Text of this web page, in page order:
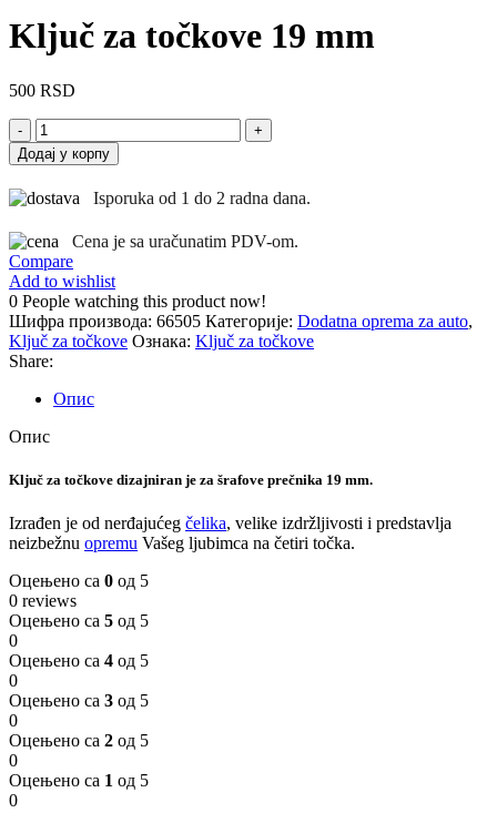
Ključ za točkove 19 mm
500 RSD
Ključ
za
točkove
mm
Додај у корпу
Isporuka od 1 do 2 radna dana.
Cena je sa uračunatim PDV-om.
Compare
Add to wishlist
0 People watching this product now!
Шифра производа: 66505 Категорије: Dodatna oprema za auto,
Ključ za točkove Ознака: Ključ za točkove
Share:
Опис
Опис
Ključ za točkove dizajniran je za šrafove prečnika 19 mm.
Izrađen je od nerđajućeg čelika, velike izdržljivosti i predstavlja
neizbežnu opremu Vašeg ljubimca na četiri točka.
Оцењено са 0 од 5
0 reviews
Оцењено са 5 од 5
0
Оцењено са 4 од 5
0
Оцењено са 3 од 5
0
Оцењено са 2 од 5
0
Оцењено са 1 од 5
0